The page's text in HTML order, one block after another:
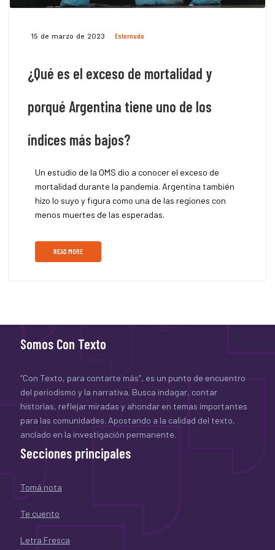
15 de marzo de 2023 Estornudo
¿Qué es el exceso de mortalidad y
porqué Argentina tiene uno de los
índices más bajos?
Un estudio de la OMS dio a conocer el exceso de
mortalidad durante la pandemia. Argentina también
hizo lo suyo y figura como una de las regiones con
menos muertes de las esperadas.
READ MORE
Somos Con Texto
“Con Texto, para contarte más”, es un punto de encuentro
del periodismo y la narrativa. Busca indagar, contar
historias, reflejar miradas y ahondar en temas importantes
para las comunidades. Apostando a la calidad del texto,
anclado en la investigación permanente.
Secciones principales
Tomá nota
Te cuento
Letra Fresca